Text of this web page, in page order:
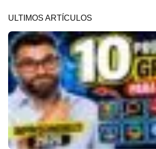
ULTIMOS ARTÍCULOS